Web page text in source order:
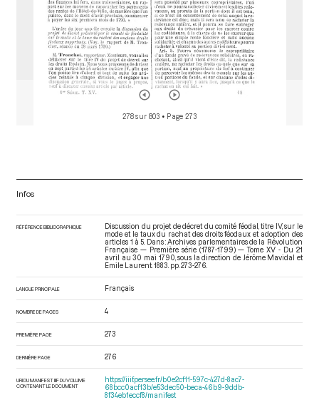
278 sur 803 • Page 273
Infos
RÉFÉRENCE BIBLIOGRAPHIQUE
Discussion du projet de décret du comité féodal, titre IV, sur le
mode et le taux du rachat des droits féodaux et adoption des
articles 1 à 5. Dans : Archives parlementaires de la Révolution
Française — Première série (1787-1799) — Tome XV - Du 21
avril au 30 mai 1790 , sous la direction de Jérôme Mavidal et
Emile Laurent. 1883. pp. 273-276.
LANGUE PRINCIPALE Français
NOMBRE DE PAGES 4
PREMIÈRE PAGE 273
DERNIÈRE PAGE 276
URI DU MANIFEST IIIF DU VOLUME
CONTENANT LE DOCUMENT
https://iiif.persee.fr/b0e2cf11-597c-427d-8ac7-
68bcc0acf13b/e53dec50-beca-46b9-9ddb-
8f34eb1eccf8/manifest